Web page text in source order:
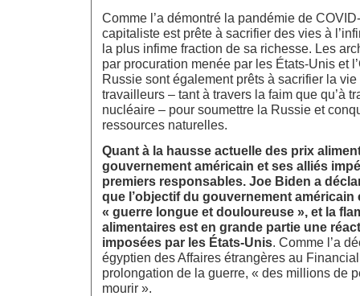
Comme l’a démontré la pandémie de
capitaliste est prête à sacrifier des vies à
la plus infime fraction de sa richesse. Les
par procuration menée par les États-Unis et
Russie sont également prêts à sacrifier la
travailleurs – tant à travers la faim que qu’à
nucléaire – pour soumettre la Russie et
ressources naturelles.
Quant à la hausse actuelle des prix
gouvernement américain et ses alliés
premiers responsables. Joe Biden a
que l’objectif du gouvernement américain
« guerre longue et douloureuse », et la
alimentaires est en grande partie une
imposées par les États-Unis . Comme l’a
égyptien des Affaires étrangères au
prolongation de la guerre, « des millions de
mourir ».